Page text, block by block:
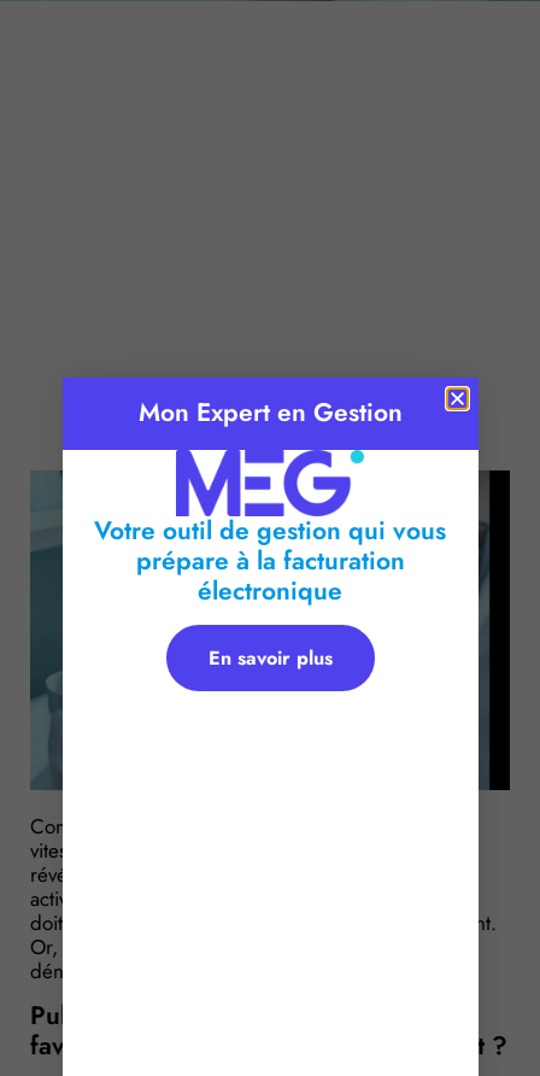
Publié le :20 décembre 2017
Temps de lecture : 2 minutes
Comme le dit l’adage, « il ne faut pas confondre
vitesse et précipitation ». Un exercice qui peut se
révéler difficile sur le web, notamment pour les
activités professionnelles : l’information publiée ne
doit, en effet, pas être dénigrante pour le concurrent.
Or, la frontière est parfois floue entre information et
dénigrement…
Publicité d’une décision de justice
favorable : information ou dénigrement ?
Mon Expert en Gestion
Votre outil de gestion qui vous
prépare à la facturation
électronique
En savoir plus